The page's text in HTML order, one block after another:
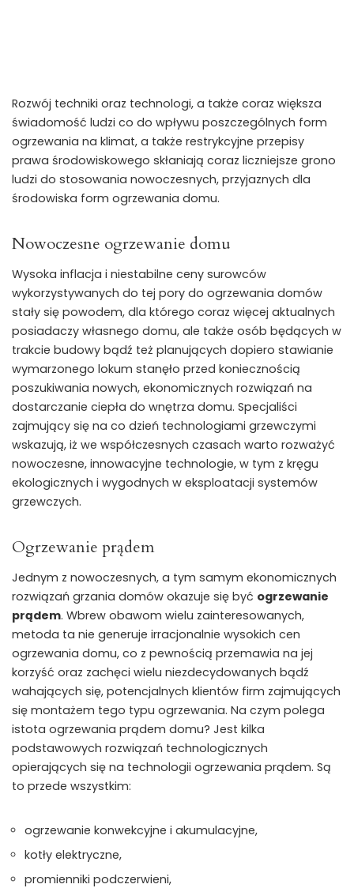
Rozwój techniki oraz technologi, a także coraz większa
świadomość ludzi co do wpływu poszczególnych form
ogrzewania na klimat, a także restrykcyjne przepisy
prawa środowiskowego skłaniają coraz liczniejsze grono
ludzi do stosowania nowoczesnych, przyjaznych dla
środowiska form ogrzewania domu.
Nowoczesne ogrzewanie domu
Wysoka inflacja i niestabilne ceny surowców
wykorzystywanych do tej pory do ogrzewania domów
stały się powodem, dla którego coraz więcej aktualnych
posiadaczy własnego domu, ale także osób będących w
trakcie budowy bądź też planujących dopiero stawianie
wymarzonego lokum stanęło przed koniecznością
poszukiwania nowych, ekonomicznych rozwiązań na
dostarczanie ciepła do wnętrza domu. Specjaliści
zajmujący się na co dzień technologiami grzewczymi
wskazują, iż we współczesnych czasach warto rozważyć
nowoczesne, innowacyjne technologie, w tym z kręgu
ekologicznych i wygodnych w eksploatacji systemów
grzewczych.
Ogrzewanie prądem
Jednym z nowoczesnych, a tym samym ekonomicznych
rozwiązań grzania domów okazuje się być ogrzewanie
prądem. Wbrew obawom wielu zainteresowanych,
metoda ta nie generuje irracjonalnie wysokich cen
ogrzewania domu, co z pewnością przemawia na jej
korzyść oraz zachęci wielu niezdecydowanych bądź
wahających się, potencjalnych klientów firm zajmujących
się montażem tego typu ogrzewania. Na czym polega
istota ogrzewania prądem domu? Jest kilka
podstawowych rozwiązań technologicznych
opierających się na technologii ogrzewania prądem. Są
to przede wszystkim:
ogrzewanie konwekcyjne i akumulacyjne,
kotły elektryczne,
promienniki podczerwieni,